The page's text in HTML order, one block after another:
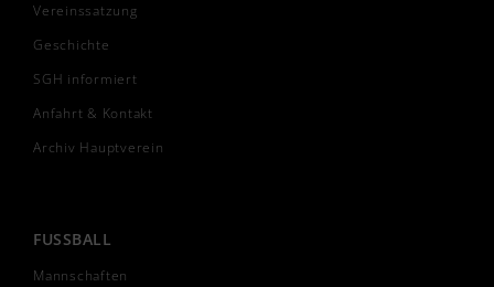
Vereinssatzung
Geschichte
SGH informiert
Anfahrt & Kontakt
Archiv Hauptverein
FUSSBALL
Mannschaften